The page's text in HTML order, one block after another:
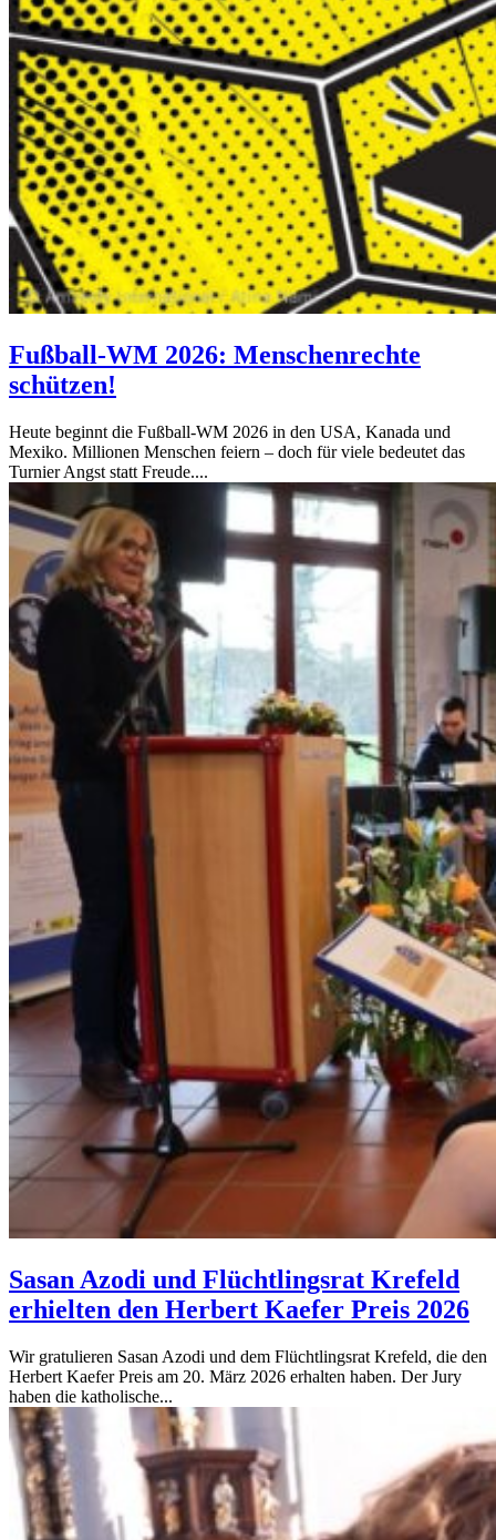
Fußball-WM 2026: Menschenrechte
schützen!
Heute beginnt die Fußball‑WM 2026 in den USA, Kanada und
Mexiko. Millionen Menschen feiern – doch für viele bedeutet das
Turnier Angst statt Freude....
Sasan Azodi und Flüchtlingsrat Krefeld
erhielten den Herbert Kaefer Preis 2026
Wir gratulieren Sasan Azodi und dem Flüchtlingsrat Krefeld, die den
Herbert Kaefer Preis am 20. März 2026 erhalten haben. Der Jury
haben die katholische...